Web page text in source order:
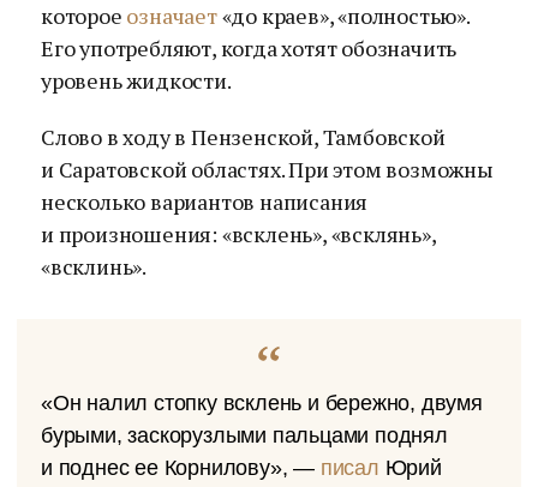
которое означает«до краев», «полностью».
Его употребляют, когда хотят обозначить
уровень жидкости.
Слово в ходу в Пензенской, Тамбовской
и Саратовской областях. При этом возможны
несколько вариантов написания
и произношения: «всклень», «всклянь»,
«всклинь».
«Он налил стопку всклень и бережно, двумя
бурыми, заскорузлыми пальцами поднял
и поднес ее Корнилову», — писал Юрий